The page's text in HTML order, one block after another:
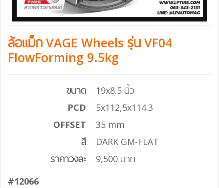
ล้อแม็ก VAGE Wheels รุ่น VF04
FlowForming 9.5kg
ขนาด
19x8.5 นิ้ว
PCD
5x112,5x114.3
OFFSET
35 mm
สี
DARK GM-FLAT
ราคาวงละ
9,500 บาท
#12066